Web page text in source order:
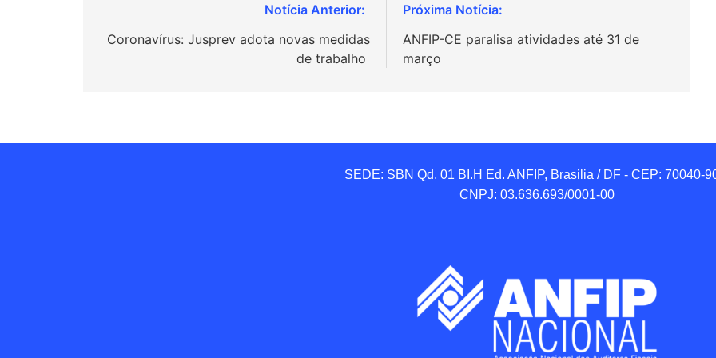
de
Coronavírus: Jusprev adota novas medidas
de trabalho
ANFIP-CE paralisa atividades até 31 de
março
SEDE: SBN Qd. 01 BI.H Ed. ANFIP, Brasilia / DF - CEP: 70040-
CNPJ: 03.636.693/0001-00